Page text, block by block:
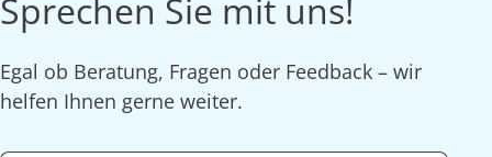
Sprechen Sie mit uns!
Egal ob Beratung, Fragen oder Feedback – wir
helfen Ihnen gerne weiter.